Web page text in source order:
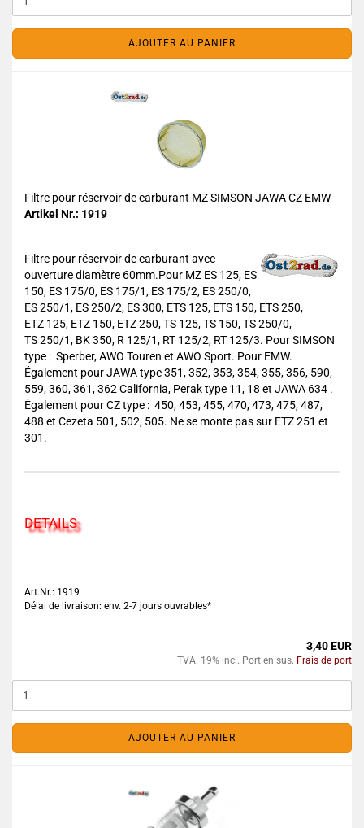
AJOUTER AU PANIER
Filtre pour réservoir de carburant MZ SIMSON JAWA CZ EMW
Artikel Nr.: 1919
Filtre pour réservoir de carburant avec
ouverture diamètre 60mm.Pour MZ ES 125, ES
150, ES 175/0, ES 175/1, ES 175/2, ES 250/0,
ES 250/1, ES 250/2, ES 300, ETS 125, ETS 150, ETS 250,
ETZ 125, ETZ 150, ETZ 250, TS 125, TS 150, TS 250/0,
TS 250/1, BK 350, R 125/1, RT 125/2, RT 125/3. Pour SIMSON
type : Sperber, AWO Touren et AWO Sport. Pour EMW.
Également pour JAWA type 351, 352, 353, 354, 355, 356, 590,
559, 360, 361, 362 California, Perak type 11, 18 et JAWA 634 .
Également pour CZ type : 450, 453, 455, 470, 473, 475, 487,
488 et Cezeta 501, 502, 505. Ne se monte pas sur ETZ 251 et
301.
DETAILS
Art.Nr.: 1919
Délai de livraison: env. 2-7 jours ouvrables*
3,40 EUR
TVA. 19% incl. Port en sus. Frais de port
AJOUTER AU PANIER